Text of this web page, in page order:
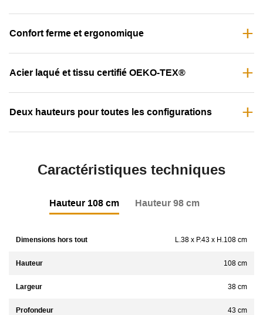
Confort ferme et ergonomique
Acier laqué et tissu certifié OEKO-TEX®
Deux hauteurs pour toutes les configurations
Caractéristiques techniques
Hauteur 108 cm Hauteur 98 cm
Dimensions hors tout L.38 x P.43 x H.108 cm
Hauteur 108 cm
Largeur 38 cm
Profondeur 43 cm